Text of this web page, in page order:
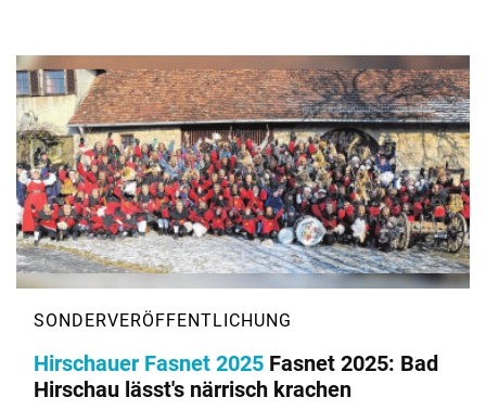
Hirschauer Fasnet 2025 Fasnet 2025: Bad
Hirschau lässt's närrisch krachen